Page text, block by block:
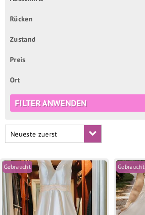
Rücken
Zustand
Preis
Ort
FILTER ANWENDEN
Neueste zuerst
Gebraucht Gebraucht